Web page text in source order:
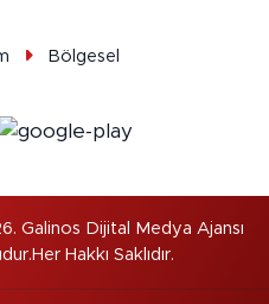
Bölgesel
Galinos Dijital Medya Ajansı
Hakkı Saklıdır.